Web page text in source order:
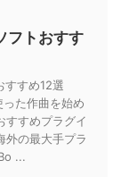
フトおすす
すすめ12選
った作曲を始め
すすめプラグイ
外の最大手プラ
...